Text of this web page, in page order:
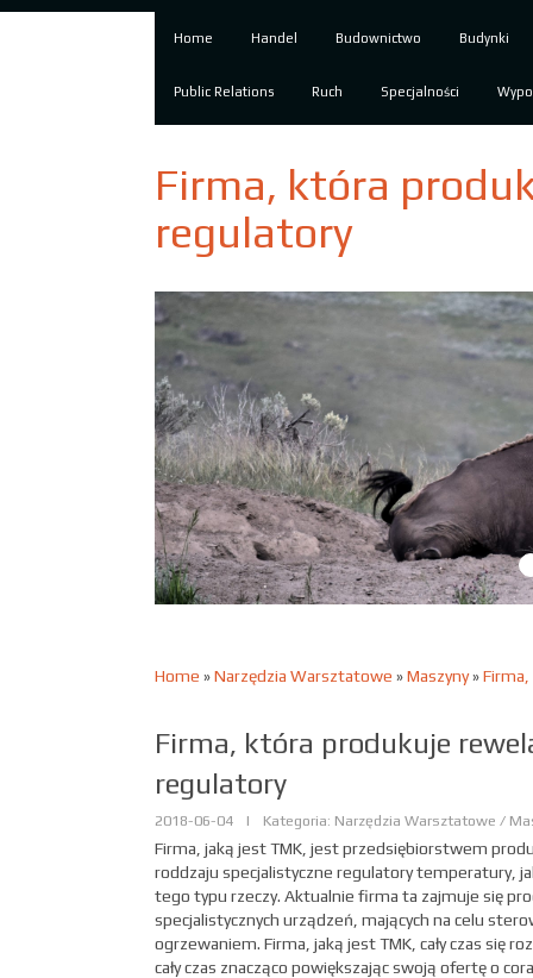
Home Handel Budownictwo Budynki
Public Relations Ruch Specjalności
Firma, która
regulatory
Home »Narzędzia Warsztatowe »Maszyny»
Firma, która produkuje
regulatory
2018-06-04 | Kategoria: Narzędzia Warsztatowe /
Firma, jaką jest TMK, jest przedsiębiorstwem
roddzaju specjalistyczne regulatory temperatury,
tego typu rzeczy. Aktualnie firma ta zajmuje się
specjalistycznych urządzeń, mających na celu
ogrzewaniem. Firma, jaką jest TMK, cały czas się
cały czas znacząco powiększając swoją ofertę o